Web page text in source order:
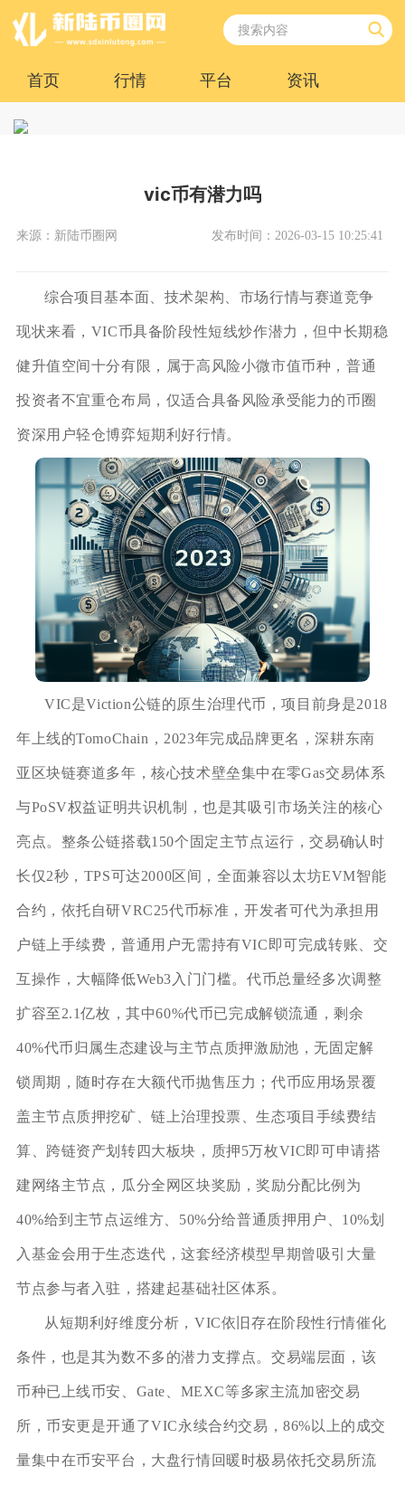
首页 行情 平台 资讯
vic币有潜力吗
来源：新陆币圈网 发布时间：2026-03-15 10:25:41
综合项目基本面、技术架构、市场行情与赛道竞争
现状来看，VIC币具备阶段性短线炒作潜力，但中长期稳
健升值空间十分有限，属于高风险小微市值币种，普通
投资者不宜重仓布局，仅适合具备风险承受能力的币圈
资深用户轻仓博弈短期利好行情。
VIC是Viction公链的原生治理代币，项目前身是2018
年上线的TomoChain，2023年完成品牌更名，深耕东南
亚区块链赛道多年，核心技术壁垒集中在零Gas交易体系
与PoSV权益证明共识机制，也是其吸引市场关注的核心
亮点。整条公链搭载150个固定主节点运行，交易确认时
长仅2秒，TPS可达2000区间，全面兼容以太坊EVM智能
合约，依托自研VRC25代币标准，开发者可代为承担用
户链上手续费，普通用户无需持有VIC即可完成转账、交
互操作，大幅降低Web3入门门槛。代币总量经多次调整
扩容至2.1亿枚，其中60%代币已完成解锁流通，剩余
40%代币归属生态建设与主节点质押激励池，无固定解
锁周期，随时存在大额代币抛售压力；代币应用场景覆
盖主节点质押挖矿、链上治理投票、生态项目手续费结
算、跨链资产划转四大板块，质押5万枚VIC即可申请搭
建网络主节点，瓜分全网区块奖励，奖励分配比例为
40%给到主节点运维方、50%分给普通质押用户、10%划
入基金会用于生态迭代，这套经济模型早期曾吸引大量
节点参与者入驻，搭建起基础社区体系。
从短期利好维度分析，VIC依旧存在阶段性行情催化
条件，也是其为数不多的潜力支撑点。交易端层面，该
币种已上线币安、Gate、MEXC等多家主流加密交易
所，币安更是开通了VIC永续合约交易，86%以上的成交
量集中在币安平台，大盘行情回暖时极易依托交易所流